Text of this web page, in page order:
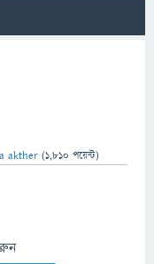
akther (1,810 পয়েন্ট)